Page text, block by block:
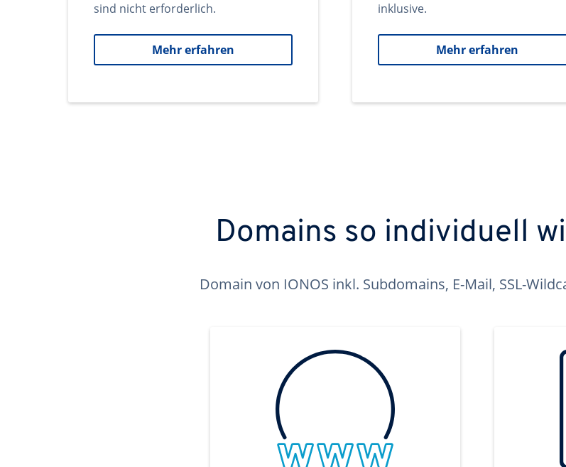
sind nicht erforderlich.
Mehr erfahren
inklusive.
Mehr erfahren
Domains so individuell
Domain von IONOS inkl. Subdomains, E-Mail, SSL-